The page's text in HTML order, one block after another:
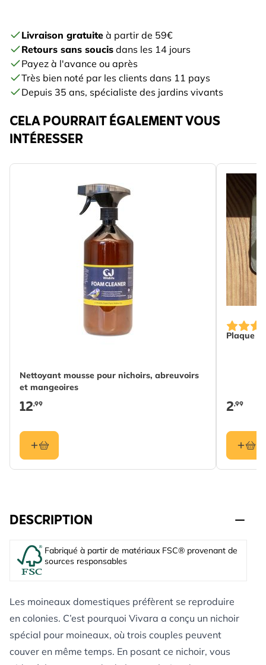
Livraison gratuite à partir de 59€
Retours sans soucis dans les 14 jours
Payez à l'avance ou après
Très bien noté par les clients dans 11 pays
Depuis 35 ans, spécialiste des jardins vivants
CELA POURRAIT ÉGALEMENT VOUS
INTÉRESSER
Nettoyant mousse pour nichoirs, abreuvoirs
et mangeoires
12,99
Plaque
2,99
DESCRIPTION
Fabriqué à partir de matériaux FSC® provenant de
sources responsables
Les moineaux domestiques préfèrent se reproduire
en colonies. C’est pourquoi Vivara a conçu un nichoir
spécial pour moineaux, où trois couples peuvent
couver en même temps. En posant ce nichoir, vous